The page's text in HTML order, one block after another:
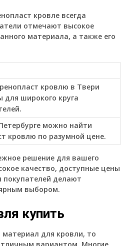
кровле всегда
отмечают высокое
материала, а также его
кровлю в Твери
для широкого круга
можно найти
кровлю по разумной цене.
решение для вашего
качество, доступные цены
делают
выбором.
купить
для кровли, то